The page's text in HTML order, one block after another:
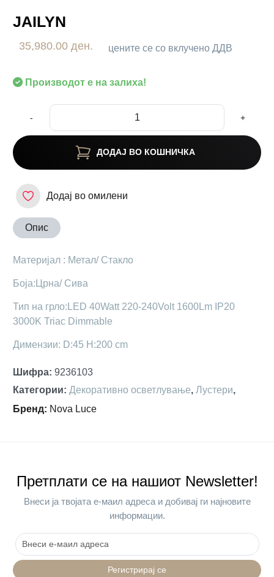
JAILYN
35,980.00 ден. цените се со вклучено ДДВ
Производот е на залиха!
- +
ДОДАЈ ВО КОШНИЧКА
Додај во омилени
Опис
Материјал : Метал/ Стакло
Боја:Црна/ Сива
Тип на грло:LED 40Watt 220-240Volt 1600Lm IP20
3000K Triac Dimmable
Димензии: D:45 H:200 cm
Шифра: 9236103
Категории: Декоративно осветлување, Лустери,
Бренд: Nova Luce
Претплати се на нашиот Newsletter!
Внеси ја твојата е-маил адреса и добивај ги најновите
информации.
Регистрирај се